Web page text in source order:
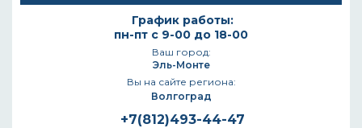
График работы:
пн-пт с 9-00 до 18-00
Ваш город:
Эль-Монте
Вы на сайте региона:
Волгоград
+7(812)493-44-47